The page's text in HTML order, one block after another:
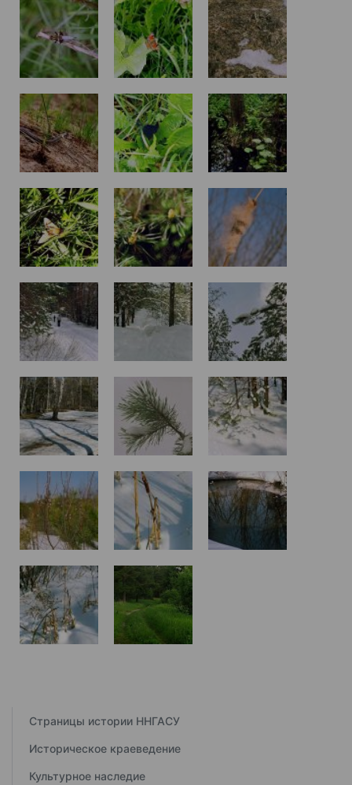
Страницы истории ННГАСУ
Историческое краеведение
Культурное наследие